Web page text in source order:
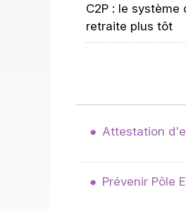
C2P : le
retraite plus tôt
Attestation
Prévenir Pôle